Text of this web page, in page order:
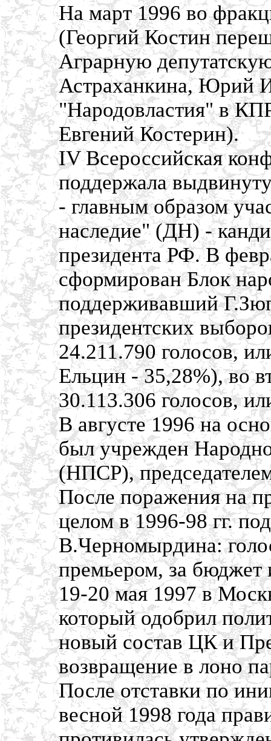
На март 1996 во
(Георгий Костин
Аграрную
Астраханкина, Юрий
"Народовластия" в
Евгений Костерин).
IV Всероссийская
поддержала
- главным образом
наследие" (ДН) -
президента РФ. В
сформирован Блок
поддерживавший
президентских
24.211.790 голосов,
Ельцин - 35,28%), во
30.113.306 голосов,
В августе 1996 на
был учрежден
(НПСР),
После поражения на
целом в 1996-98 гг.
В.Черномырдина:
премьером, за бюджет
19-20 мая 1997 в
который одобрил
новый состав ЦК и
возвращение в лоно
После отставки по
весной 1998 года